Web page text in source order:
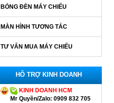
BÓNG ĐÈN MÁY CHIẾU
MÀN HÌNH TƯƠNG TÁC
TƯ VẤN MUA MÁY CHIẾU
HỖ TRỢ KINH DOANH
KINH DOANH HCM
Mr Quyền/Zalo: 0909 832 705